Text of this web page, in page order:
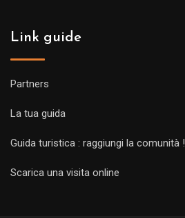
Link guide
Partners
La tua guida
Guida turistica : raggiungi la comunità !
Scarica una visita online